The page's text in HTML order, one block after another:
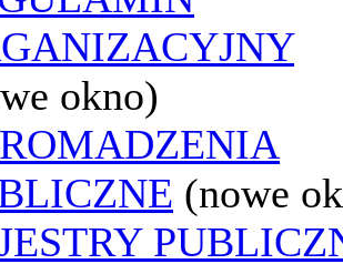
okno)
(nowe